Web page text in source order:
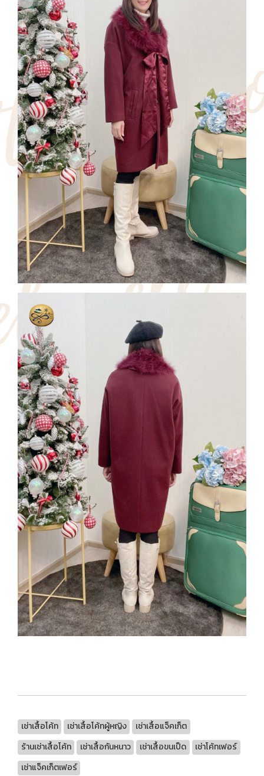
เช่าเสื้อโค้ท เช่าเสื้อโค้ทผู้หญิง
เช่าเสื้อแจ็คเก็ต
ร้านเช่าเสื้อโค้ท
เช่าเสื้อกันหนาว เช่าเสื้อขนเป็ด
เช่าโค้ทเฟอร์
เช่าแจ็คเก็ตเฟอร์